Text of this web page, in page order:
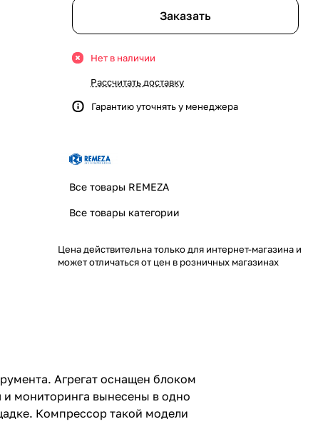
Заказать
Нет в наличии
Рассчитать доставку
Гарантию уточнять у менеджера
Все товары REMEZA
Все товары категории
Цена действительна только для интернет-магазина и
может отличаться от цен в розничных магазинах
Агрегат оснащен блоком
мониторинга вынесены в одно
Компрессор такой модели